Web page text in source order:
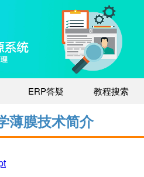
ERP答疑 教程搜索
薄膜技术简介